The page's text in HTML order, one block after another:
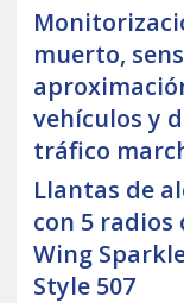
muerto,
vehículos y
tráfico
Llantas de
con 5 radios
Wing
Style 507